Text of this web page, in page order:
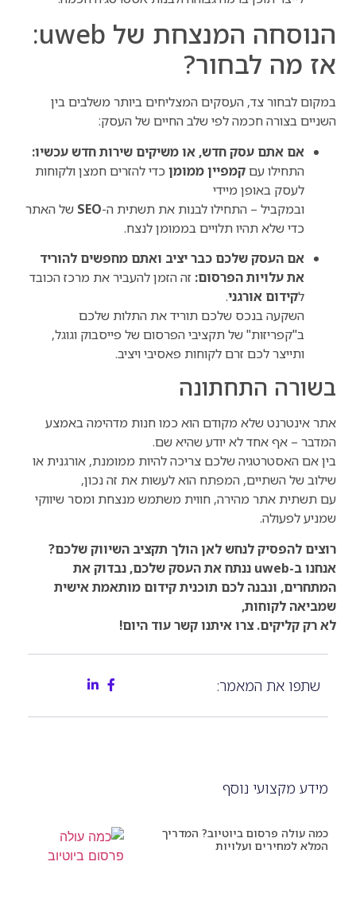
הנוסחה המנצחת של uweb:
אז מה לבחור?
במקום לבחור צד, העסקים המצליחים ביותר משלבים בין
השניים בצורה חכמה לפי שלב החיים של העסק:
אם אתם עסק חדש, או משיקים שירות חדש עכשיו:
התחילו עםקמפיין ממומן כדי להזרים חמצן ולקוחות
לעסק באופן מיידי
ובמקביל – התחילו לבנות את תשתית ה-SEO של האתר
כדי שלא תהיו תלויים בממומן לנצח.
אם העסק שלכם כבר יציב ואתם מחפשים להוריד
את עלויות הפרסום: זה הזמן להעביר את מרכז הכובד
לקידום אורגני.
השקעה בנכס שלכם תוריד את התלות שלכם
ב"קפריזות" של תקציבי הפרסום של פייסבוק וגוגל,
ותייצר לכם זרם לקוחות פאסיבי ויציב.
בשורה התחתונה
אתר אינטרנט שלא מקודם הוא כמו חנות מדהימה באמצע
המדבר – אף אחד לא יודע שהיא שם.
בין אם האסטרטגיה שלכם צריכה להיות ממומנת, אורגנית או
שילוב של השתיים, המפתח הוא לעשות את זה נכון,
עם תשתית אתר מהירה, חווית משתמש מנצחת ומסר שיווקי
שמניע לפעולה.
רוצים להפסיק לנחש לאן הולך תקציב השיווק שלכם?
אנחנו ב-uweb ננתח את העסק שלכם, נבדוק את
המתחרים, ונבנה לכם תוכנית קידום מותאמת אישית
שמביאה לקוחות,
לא רק קליקים. צרו איתנו קשר עוד היום!
שתפו את המאמר:
מידע מקצועי נוסף
כמה עולה פרסום ביוטיוב? המדריך
המלא למחירים ועלויות